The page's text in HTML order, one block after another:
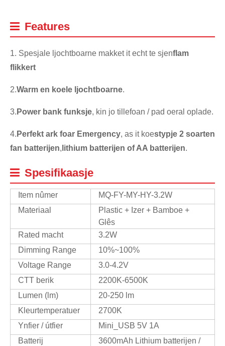
Features
1. Spesjale ljochtboarne makket it echt te sjenflam
flikkert
2.Warm en koele ljochtboarne.
3. Power bank funksje, kin jo tillefoan / pad oeral oplade.
4. Perfekt ark foar Emergency, as it koestypje 2 soarten
fan batterijen, lithium batterijen of AA batterijen.
Spesifikaasje
Item nûmer
MQ-FY-MY-HY-3.2W
Materiaal
Plastic + Izer + Bamboe +
Glês
Rated macht
3.2W
Dimming Range
10%~100%
Voltage Range
3.0-4.2V
CTT berik
2200K-6500K
Lumen (lm)
20-250 lm
Kleurtemperatuer
2700K
Ynfier / útfier
Mini_USB 5V 1A
Batterij
3600mAh Lithium batterijen /